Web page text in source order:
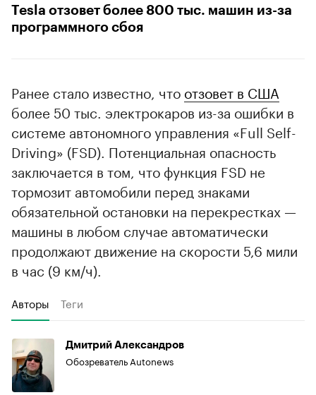
Tesla отзовет более 800 тыс. машин из-за
программного сбоя
Ранее стало известно, что отзовет в США
более 50 тыс. электрокаров из-за ошибки в
системе автономного управления «Full Self-
Driving» (FSD). Потенциальная опасность
заключается в том, что функция FSD не
тормозит автомобили перед знаками
обязательной остановки на перекрестках —
машины в любом случае автоматически
продолжают движение на скорости 5,6 мили
в час (9 км/ч).
Авторы Теги
Дмитрий Александров
Обозреватель Autonews